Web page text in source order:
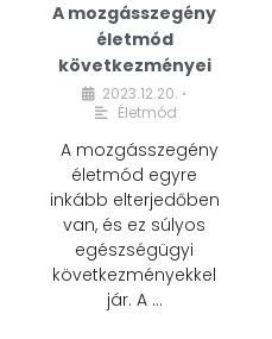
A mozgásszegény
életmód
következményei
2023.12.20. •
Életmód
A mozgásszegény
életmód egyre
inkább elterjedőben
van, és ez súlyos
egészségügyi
következményekkel
jár. A …